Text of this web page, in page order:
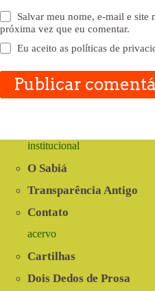
Salvar meu nome, e-mail e site
próxima vez que eu comentar.
Eu aceito aspolíticas de
Publicar
institucional
O Sabiá
Transparência Antigo
Contato
acervo
Cartilhas
Dois Dedos de Prosa